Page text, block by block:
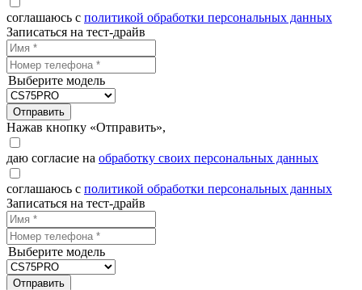
соглашаюсь с политикой обработки персональных данных
Записаться на тест-драйв
Выберите модель
Отправить
Нажав кнопку «Отправить»,
даю согласие на обработку своих персональных данных
соглашаюсь с политикой обработки персональных данных
Записаться на тест-драйв
Выберите модель
Отправить